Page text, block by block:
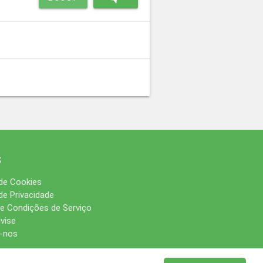
Cookies
Privacidade
Condições de Serviço
nos